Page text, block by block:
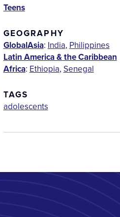
Teens
GEOGRAPHY
GlobalAsia: India, Philippines
Latin America & the Caribbean
Africa: Ethiopia, Senegal
TAGS
adolescents